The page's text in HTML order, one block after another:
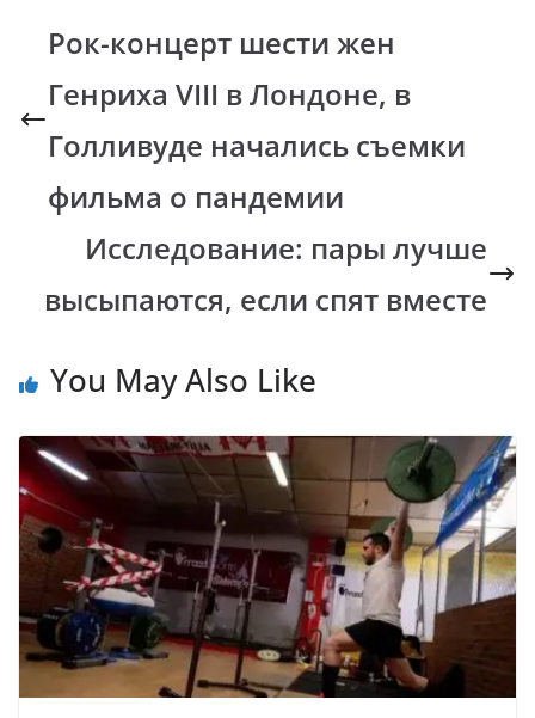
b
o
o
k
s
A
p
p
y
Li
n
k
gr
a
m
Рок-концерт шести жен
Генриха VIII в Лондоне, в
Голливуде начались съемки
фильма о пандемии
Исследование: пары лучше
высыпаются, если спят вместе
You May Also Like